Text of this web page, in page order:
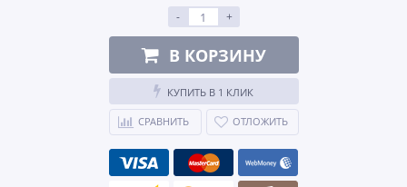
-
+
В КОРЗИНУ
КУПИТЬ В 1 КЛИК
СРАВНИТЬ ОТЛОЖИТЬ